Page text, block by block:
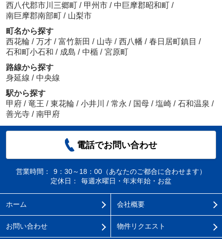
西八代郡市川三郷町 / 甲州市 / 中巨摩郡昭和町 /
南巨摩郡南部町 / 山梨市
町名から探す
西花輪 / 万才 / 富竹新田 / 山寺 / 西八幡 / 春日居町鎮目 /
石和町小石和 / 成島 / 中楯 / 宮原町
路線から探す
身延線 / 中央線
駅から探す
甲府 / 竜王 / 東花輪 / 小井川 / 常永 / 国母 / 塩崎 / 石和温泉 /
善光寺 / 南甲府
電話でお問い合わせ
営業時間：
9：30～18：00（あなたのご都合に合わせます）
定休日：
毎週水曜日・年末年始・お盆
ホーム 会社概要
お問い合わせ 物件リクエスト